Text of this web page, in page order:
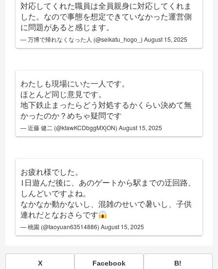
対応してくれた職員は全員親身に対応してくれま
した。なので事態を想定できていなかった運営側
に問題があると感じます。
— 万博で帰れなくなった人 (@seikatu_hogo_)August 15, 2025
わたしも現場にいた一人です。
ほとんど同じ意見です。
地下鉄止まったらどう対処するかくらい決めて無
かったのか？めちゃ疑問です
— 近藤 健二 (@ktawKCDbggMXjON)August 15, 2025
お疲れ様でした。
1日遊んだ後に、あのゲートから駅までの迂回路、
しんどいですよね。
なかなか動かないし、混雑のせいで暑いし、子供
連れだとなおさらです
— 桃園 (@taoyuan63514886)August 15, 2025
X Facebook B!